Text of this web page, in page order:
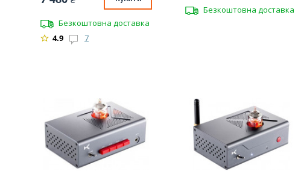
Безкоштовна доставка
4.9
7
Безкоштовна доставка